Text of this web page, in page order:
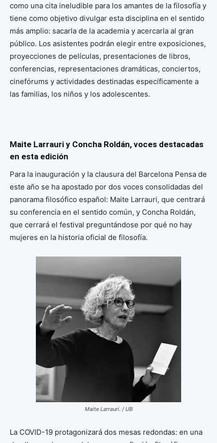
como una cita ineludible para los amantes de la filosofía y
tiene como objetivo divulgar esta disciplina en el sentido
más amplio: sacarla de la academia y acercarla al gran
público. Los asistentes podrán elegir entre exposiciones,
proyecciones de películas, presentaciones de libros,
conferencias, representaciones dramáticas, conciertos,
cinefórums y actividades destinadas específicamente a
las familias, los niños y los adolescentes.
Maite Larrauri y Concha Roldán, voces destacadas
en esta edición
Para la inauguración y la clausura del Barcelona Pensa de
este año se ha apostado por dos voces consolidadas del
panorama filosófico español: Maite Larrauri, que centrará
su conferencia en el sentido común, y Concha Roldán,
que cerrará el festival preguntándose por qué no hay
mujeres en la historia oficial de filosofía.
Maite Larrauri. / UB
La COVID-19 protagonizará dos mesas redondas: en una